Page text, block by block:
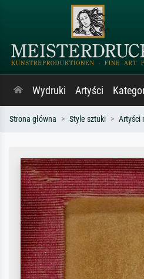
Wydruki Artyści
Strona główna Style sztuki Artyści